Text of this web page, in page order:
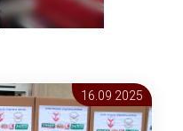
16.09 2025